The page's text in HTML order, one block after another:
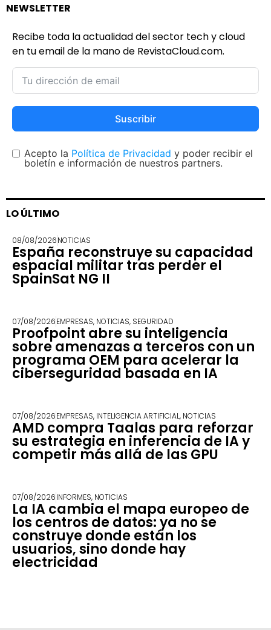
NEWSLETTER
Recibe toda la actualidad del sector tech y cloud
en tu email de la mano de RevistaCloud.com.
Suscribir
Acepto la Política de Privacidad y poder recibir el
boletín e información de nuestros partners.
LO ÚLTIMO
08/08/2026NOTICIAS
España reconstruye su capacidad
espacial militar tras perder el
SpainSat NG II
07/08/2026EMPRESAS, NOTICIAS, SEGURIDAD
Proofpoint abre su inteligencia
sobre amenazas a terceros con un
programa OEM para acelerar la
ciberseguridad basada en IA
07/08/2026EMPRESAS, INTELIGENCIA ARTIFICIAL, NOTICIAS
AMD compra Taalas para reforzar
su estrategia en inferencia de IA y
competir más allá de las GPU
07/08/2026INFORMES, NOTICIAS
La IA cambia el mapa europeo de
los centros de datos: ya no se
construye donde están los
usuarios, sino donde hay
electricidad